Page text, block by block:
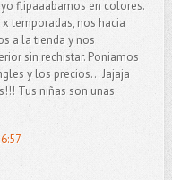
flipaaabamos en colores.
temporadas, nos hacia
a la tienda y nos
sin rechistar. Poniamos
y los precios... Jajaja
Tus niñas son unas